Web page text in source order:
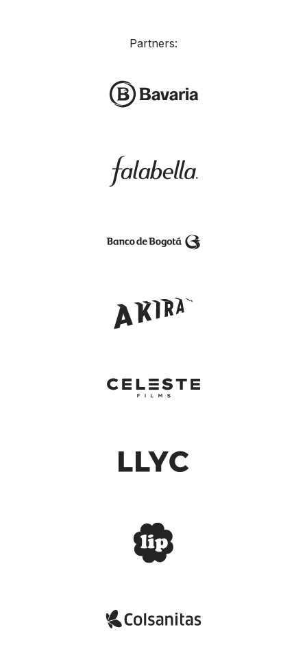
Partners: